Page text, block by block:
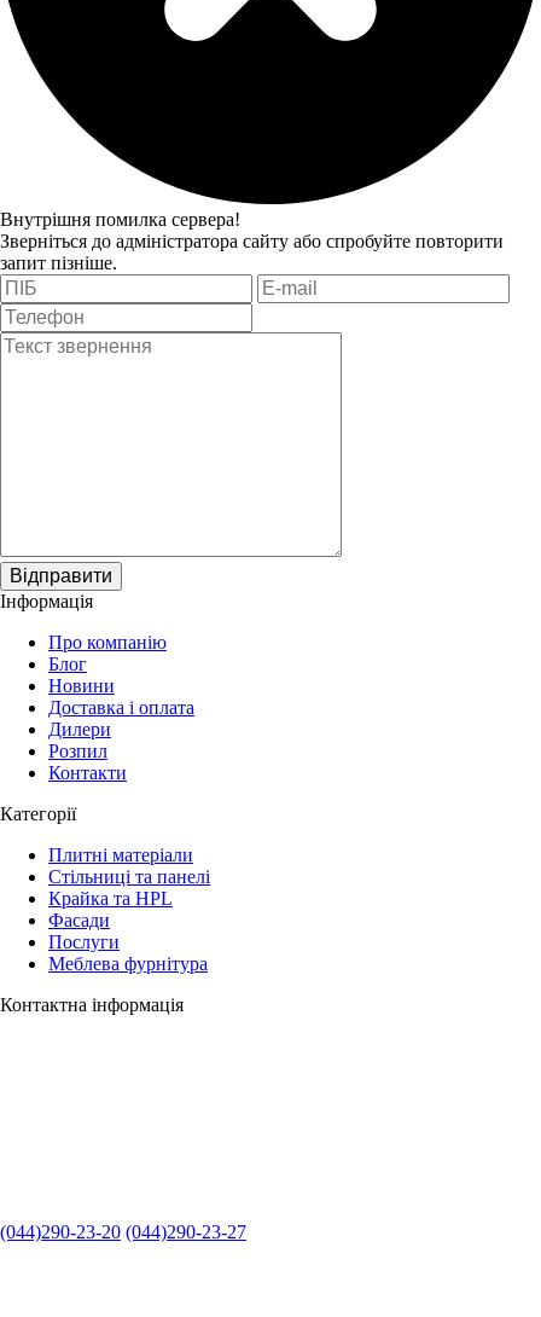
Внутрішня помилка сервера!
Зверніться до адміністратора сайту або спробуйте повторити
запит пізніше.
Відправити
Інформація
Про компанію
Блог
Новини
Доставка і оплата
Дилери
Розпил
Контакти
Категорії
Плитні матеріали
Стільниці та панелі
Крайка та HPL
Фасади
Послуги
Меблева фурнітура
Контактна інформація
(044)290-23-20 (044)290-23-27